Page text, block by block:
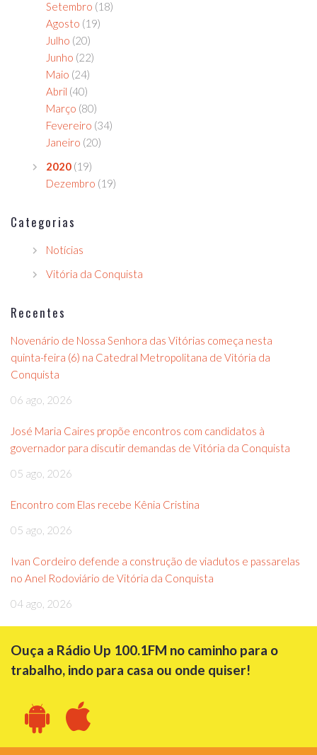
Setembro (18)
Agosto (19)
Julho (20)
Junho (22)
Maio (24)
Abril (40)
Março (80)
Fevereiro (34)
Janeiro (20)
2020 (19)
Dezembro (19)
Categorias
Notícias
Vitória da Conquista
Recentes
Novenário de Nossa Senhora das Vitórias começa nesta
quinta-feira (6) na Catedral Metropolitana de Vitória da
Conquista
06 ago, 2026
José Maria Caires propõe encontros com candidatos à
governador para discutir demandas de Vitória da Conquista
05 ago, 2026
Encontro com Elas recebe Kênia Cristina
05 ago, 2026
Ivan Cordeiro defende a construção de viadutos e passarelas
no Anel Rodoviário de Vitória da Conquista
04 ago, 2026
Ouça a Rádio Up 100.1FM no caminho para o
trabalho, indo para casa ou onde quiser!